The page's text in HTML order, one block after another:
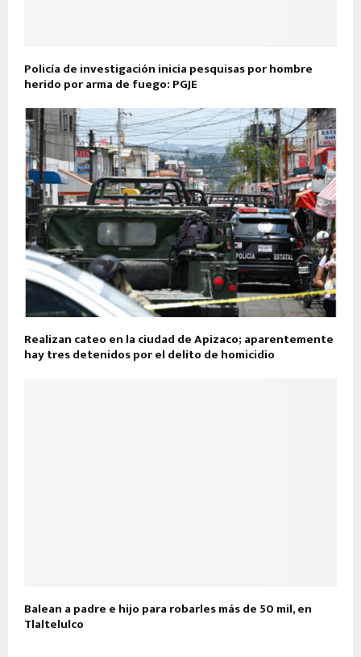
Policía de investigación inicia pesquisas por hombre
herido por arma de fuego: PGJE
Realizan cateo en la ciudad de Apizaco; aparentemente
hay tres detenidos por el delito de homicidio
Balean a padre e hijo para robarles más de 50 mil, en
Tlaltelulco